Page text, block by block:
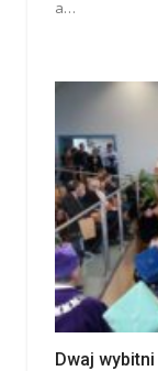
a…
Dwaj